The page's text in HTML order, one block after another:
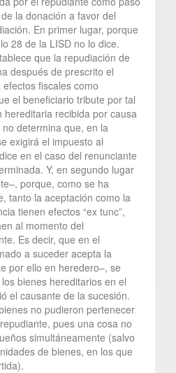
la donación a favor del
En primer lugar, porque
28 de la LISD no lo dice.
que la repudiación de
después de prescrito el
fiscales como
el beneficiario tribute por tal
recibida por causa
determina que, en la
exigirá el impuesto al
en el caso del renunciante
Y, en segundo lugar
porque, como se ha
tanto la aceptación como la
tienen efectos “ex tunc”,
al momento del
Es decir, que en el
a suceder acepta la
por ello en heredero–, se
bienes hereditarios en el
el causante de la sucesión.
no pudieron pertenecer
pues una cosa no
simultáneamente (salvo
de bienes, en los que